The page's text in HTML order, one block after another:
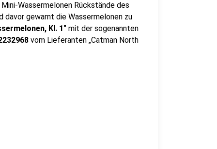
Wassermelonen Rückstände des
gewarnt die Wassermelonen zu
Kl. 1" mit der sogenannten
vom Lieferanten „Catman North